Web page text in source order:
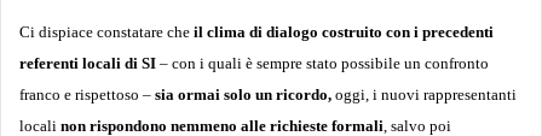
Ci dispiace constatare che il clima di dialogo costruito con i precedenti
referenti locali di SI – con i quali è sempre stato possibile un confronto
franco e rispettoso – sia ormai solo un ricordo, oggi, i nuovi rappresentanti
locali non rispondono nemmeno alle richieste formali , salvo poi